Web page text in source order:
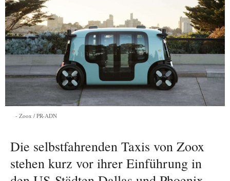
Zoox / PR-ADN
Die selbstfahrenden Taxis von Zoox
stehen kurz vor ihrer Einführung in